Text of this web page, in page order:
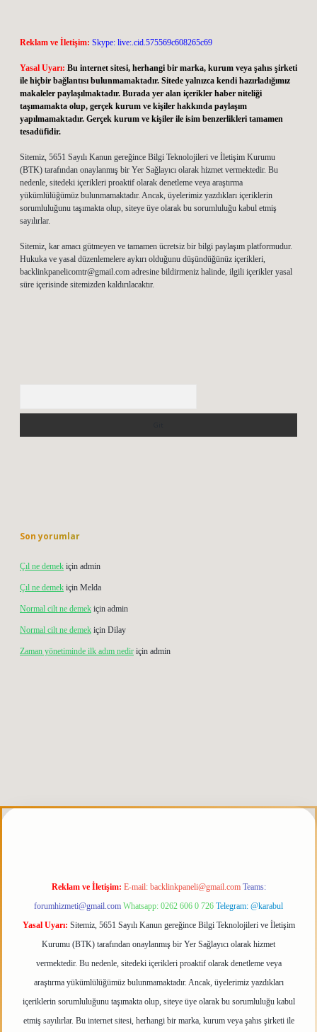
Reklam ve İletişim: Skype: live:.cid.575569c608265c69
Yasal Uyarı: Bu internet sitesi, herhangi bir marka, kurum veya şahıs şirketi
ile hiçbir bağlantısı bulunmamaktadır. Sitede yalnızca kendi hazırladığımız
makaleler paylaşılmaktadır. Burada yer alan içerikler haber niteliği
taşımamakta olup, gerçek kurum ve kişiler hakkında paylaşım
yapılmamaktadır. Gerçek kurum ve kişiler ile isim benzerlikleri tamamen
tesadüfidir.
Sitemiz, 5651 Sayılı Kanun gereğince Bilgi Teknolojileri ve İletişim Kurumu
(BTK) tarafından onaylanmış bir Yer Sağlayıcı olarak hizmet vermektedir. Bu
nedenle, sitedeki içerikleri proaktif olarak denetleme veya araştırma
yükümlülüğümüz bulunmamaktadır. Ancak, üyelerimiz yazdıkları içeriklerin
sorumluluğunu taşımakta olup, siteye üye olarak bu sorumluluğu kabul etmiş
sayılırlar.
Sitemiz, kar amacı gütmeyen ve tamamen ücretsiz bir bilgi paylaşım platformudur.
Hukuka ve yasal düzenlemelere aykırı olduğunu düşündüğünüz içerikleri,
backlinkpanelicomtr@gmail.com adresine bildirmeniz halinde, ilgili içerikler yasal
süre içerisinde sitemizden kaldırılacaktır.
Son yorumlar
Çıl ne demek için admin
Çıl ne demek için Melda
Normal cilt ne demek için admin
Normal cilt ne demek için Dilay
Zaman yönetiminde ilk adım nedir için admin
Reklam ve İletişim: E-mail: backlinkpaneli@gmail.com Teams:
forumhizmeti@gmail.com Whatsapp: 0262 606 0 726 Telegram: @karabul
Yasal Uyarı: Sitemiz, 5651 Sayılı Kanun gereğince Bilgi Teknolojileri ve İletişim
Kurumu (BTK) tarafından onaylanmış bir Yer Sağlayıcı olarak hizmet
vermektedir. Bu nedenle, sitedeki içerikleri proaktif olarak denetleme veya
araştırma yükümlülüğümüz bulunmamaktadır. Ancak, üyelerimiz yazdıkları
içeriklerin sorumluluğunu taşımakta olup, siteye üye olarak bu sorumluluğu kabul
etmiş sayılırlar. Bu internet sitesi, herhangi bir marka, kurum veya şahıs şirketi ile